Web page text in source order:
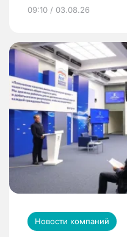
09:10 / 03.08.26
Новости компаний